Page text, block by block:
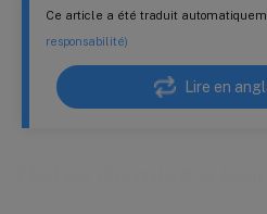
Ce article a été traduit
responsabilité)
Lire en